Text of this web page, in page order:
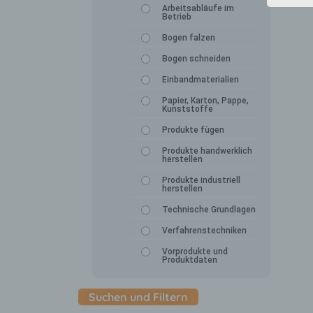
Arbeitsabläufe im
Betrieb
Bogen falzen
Bogen schneiden
Einbandmaterialien
Papier, Karton, Pappe,
Kunststoffe
Produkte fügen
Produkte handwerklich
herstellen
Produkte industriell
herstellen
Technische Grundlagen
Verfahrenstechniken
Vorprodukte und
Produktdaten